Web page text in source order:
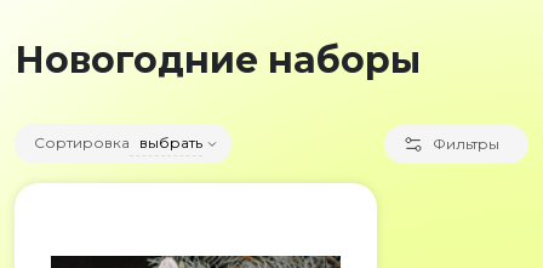
Новогодние наборы
Сортировка выбрать Фильтры